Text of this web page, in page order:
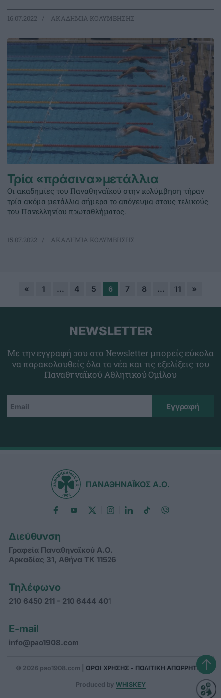
16.07.2022 ΑΚΑΔΗΜΙΑ ΚΟΛΥΜΒΗΣΗΣ
Τρία «πράσινα»μετάλλια
Οι ακαδημίες του Παναθηναϊκού στην κολύμβηση πήραν
τρία ακόμα μετάλλια σήμερα το απόγευμα στους τελικούς
του Πανελληνίου πρωταθλήματος.
15.07.2022 ΑΚΑΔΗΜΙΑ ΚΟΛΥΜΒΗΣΗΣ
« 1 … 4 5 6 7 8 … 11 »
NEWSLETTER
Με την εγγραφή σου στο Newsletter μπορείς εύκολα
να παρακολουθείς όλα τα νέα και τις εξελίξεις του
Παναθηναϊκού Αθλητικού Ομίλου
ΠΑΝΑΘΗΝΑΪΚΟΣ Α.Ο.
Διεύθυνση
Γραφεία Παναθηναϊκού Α.Ο.
Αρκαδίας 31, Αθήνα ΤΚ 11526
Τηλέφωνο
210 6450 211 - 210 6444 401
E-mail
info@pao1908.com
© 2026 pao1908.com | ΟΡΟΙ ΧΡΗΣΗΣ - ΠΟΛΙΤΙΚΗ ΑΠΟΡΡΗΤΟΥ
Produced by WHISKEY
↑